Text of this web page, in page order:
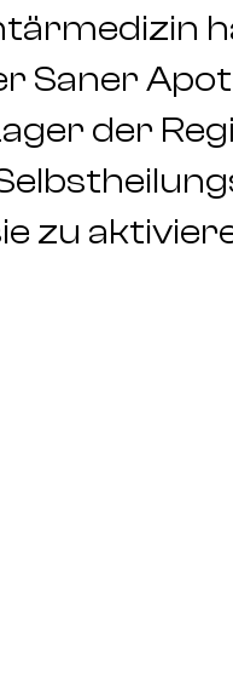
Saner
der
zu